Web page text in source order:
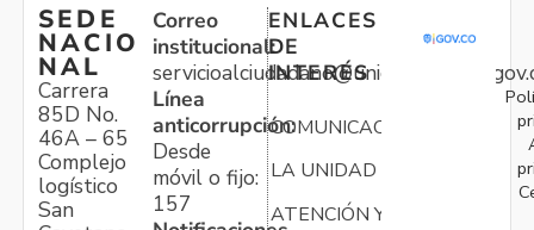
SEDE
NACIO
NAL
Carrera
85D No.
46A – 65
Complejo
logístico
San
Correo
institucional:
Línea
anticorrupción:
Desde
móvil o fijo:
157
ENLACES
DE
INTERÉS
COMUNICACIONES
LA UNIDAD
ATENCIÓN Y